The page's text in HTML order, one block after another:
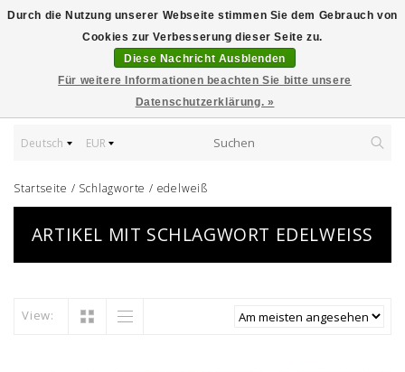
Deutsch EUR
Startseite / Schlagworte / edelweiß
ARTIKEL MIT SCHLAGWORT EDELWEISS
View:
Durch die Nutzung unserer Webseite stimmen Sie dem Gebrauch von
Cookies zur Verbesserung dieser Seite zu.
Diese Nachricht Ausblenden
Für weitere Informationen beachten Sie bitte unsere
Datenschutzerklärung. »